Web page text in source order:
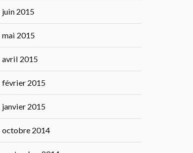
juin 2015
mai 2015
avril 2015
février 2015
janvier 2015
octobre 2014